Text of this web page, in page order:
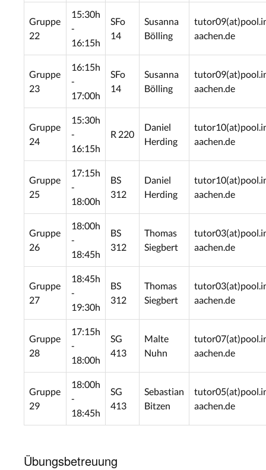
Gruppe
22
15:30h
-
16:15h
SFo
14
Susanna
Bölling
aachen.de
Gruppe
23
16:15h
-
17:00h
SFo
14
Susanna
Bölling
aachen.de
Gruppe
24
15:30h
-
16:15h
R 220
Daniel
Herding
aachen.de
Gruppe
25
17:15h
-
18:00h
BS
312
Daniel
Herding
aachen.de
Gruppe
26
18:00h
-
18:45h
BS
312
Thomas
Siegbert
aachen.de
Gruppe
27
18:45h
-
19:30h
BS
312
Thomas
Siegbert
aachen.de
Gruppe
28
17:15h
-
18:00h
SG
413
Malte
Nuhn
aachen.de
Gruppe
29
18:00h
-
18:45h
SG
413
Sebastian
Bitzen
aachen.de
Übungsbetreuung